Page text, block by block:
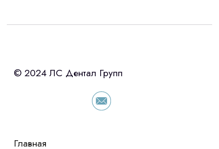
Интересует лизинг?
«Уралпромлизинг» подберем выгодные
условия по лизингу оборудования,
просто оставьте контакты чтобы мы
сориентировали по условиям